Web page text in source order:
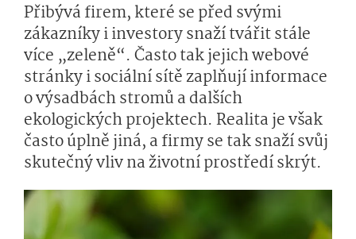
Přibývá firem, které se před svými
zákazníky i investory snaží tvářit stále
více „zeleně“. Často tak jejich webové
stránky i sociální sítě zaplňují informace
o výsadbách stromů a dalších
ekologických projektech. Realita je však
často úplně jiná, a firmy se tak snaží svůj
skutečný vliv na životní prostředí skrýt.